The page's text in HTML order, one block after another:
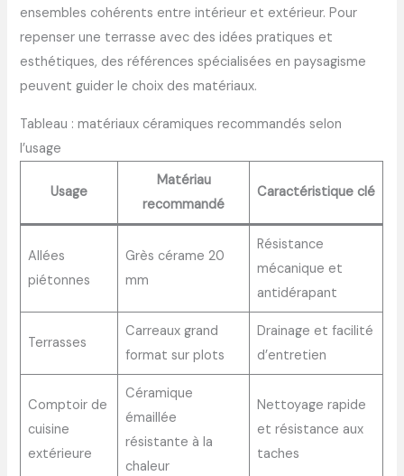
ensembles cohérents entre intérieur et extérieur. Pour
repenser une terrasse avec des idées pratiques et
esthétiques, des références spécialisées en paysagisme
peuvent guider le choix des matériaux.
Tableau : matériaux céramiques recommandés selon
l’usage
Usage
Matériau
recommandé
Caractéristique clé
Allées
piétonnes
Grès cérame 20
mm
Résistance
mécanique et
antidérapant
Terrasses
Carreaux grand
format sur plots
Drainage et facilité
d’entretien
Comptoir de
cuisine
extérieure
Céramique
émaillée
résistante à la
chaleur
Nettoyage rapide
et résistance aux
taches